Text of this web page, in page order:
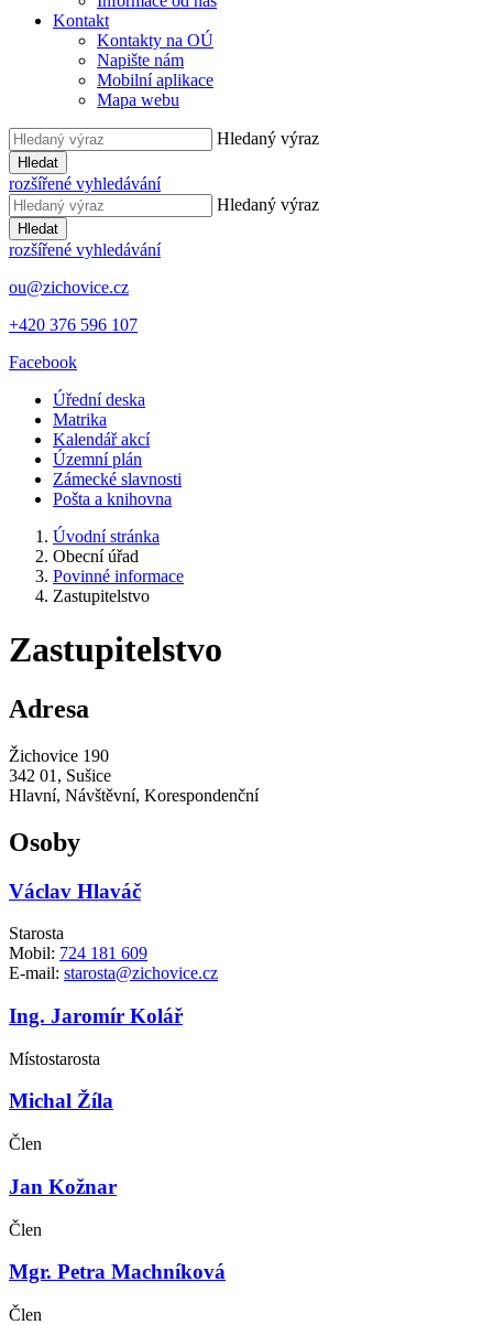
Kontakt
Kontakty na OÚ
Napište nám
Mobilní aplikace
Mapa webu
Hledaný výraz
Hledat
rozšířené vyhledávání
Hledaný výraz
Hledat
rozšířené vyhledávání
ou@zichovice.cz
+420 ​​376 596 107
Facebook
Úřední deska
Matrika
Kalendář akcí
Územní plán
Zámecké slavnosti
Pošta a knihovna
Úvodní stránka
Obecní úřad
Povinné informace
Zastupitelstvo
Zastupitelstvo
Adresa
Žichovice 190
342 01, Sušice
Hlavní, Návštěvní, Korespondenční
Osoby
Václav Hlaváč
Starosta
Mobil: 724 181 609
E-mail: starosta@zichovice.cz
Ing. Jaromír Kolář
Místostarosta
Michal Žíla
Člen
Jan Kožnar
Člen
Mgr. Petra Machníková
Člen